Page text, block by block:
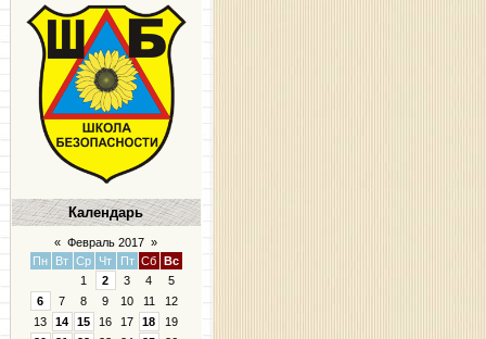
Календарь
« Февраль 2017 »
Пн
Вт Ср Чт Пт Сб
Вс
1
2 3 4
5
6
7 8 9 10 11
12
13
14 15 16 17 18
19